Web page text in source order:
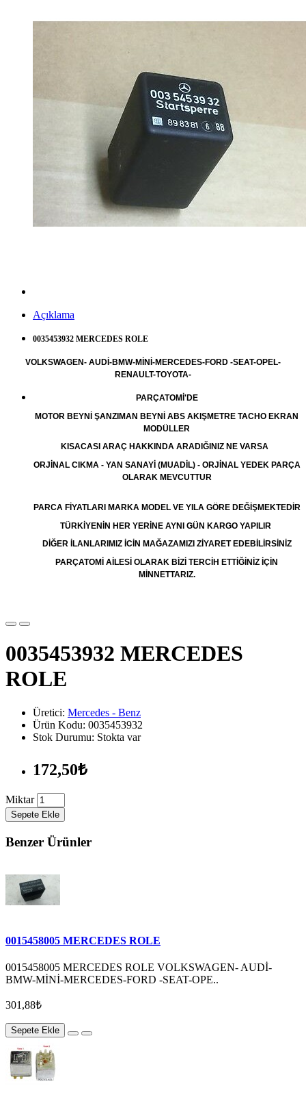
Açıklama
0035453932 MERCEDES ROLE
VOLKSWAGEN- AUDİ-BMW-MİNİ-MERCEDES-FORD -SEAT-OPEL-
RENAULT-TOYOTA-
PARÇATOMİ'DE
MOTOR BEYNİ ŞANZIMAN BEYNİ ABS AKIŞMETRE TACHO EKRAN
MODÜLLER
KISACASI ARAÇ HAKKINDA ARADIĞINIZ NE VARSA
ORJİNAL CIKMA - YAN SANAYİ (MUADİL) - ORJİNAL YEDEK PARÇA
OLARAK MEVCUTTUR
PARCA FİYATLARI MARKA MODEL VE YILA GÖRE DEĞİŞMEKTEDİR
TÜRKİYENİN HER YERİNE AYNI GÜN KARGO YAPILIR
DİĞER İLANLARIMIZ İCİN MAĞAZAMIZI ZİYARET EDEBİLİRSİNİZ
PARÇATOMİ AİLESİ OLARAK BİZİ TERCİH ETTİĞİNİZ İÇİN
MİNNETTARIZ.
0035453932 MERCEDES
ROLE
Üretici: Mercedes - Benz
Ürün Kodu: 0035453932
Stok Durumu: Stokta var
172,50₺
Miktar
Sepete Ekle
Benzer Ürünler
0015458005 MERCEDES ROLE
0015458005 MERCEDES ROLE VOLKSWAGEN- AUDİ-
BMW-MİNİ-MERCEDES-FORD -SEAT-OPE..
301,88₺
Sepete Ekle